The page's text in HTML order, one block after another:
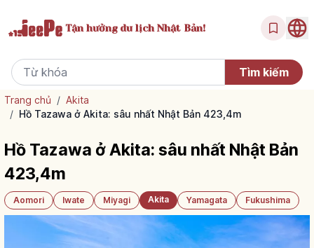
Tận hưởngdu lịch Nhật Bản!
Trang chủ / Akita
/ Hồ Tazawa ở Akita: sâu nhất Nhật Bản 423,4m
Hồ Tazawa ở Akita: sâu nhất Nhật Bản
423,4m
Aomori Iwate Miyagi Akita Yamagata Fukushima